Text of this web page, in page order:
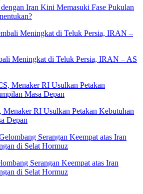
Iran Kini Memasuki Fase Pukulan
Meningkat di Teluk Persia, IRAN – AS
RI Usulkan Petakan Kebutuhan
Depan
Serangan Keempat atas Iran
di Selat Hormuz